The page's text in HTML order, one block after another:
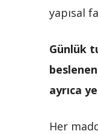
yapısal
Günlük
ayrıca
Her